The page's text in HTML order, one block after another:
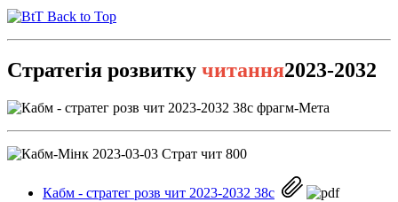
Back to Top
Cтратегія розвитку читання2023-2032
Кабм - стратег розв чит 2023-2032 38с